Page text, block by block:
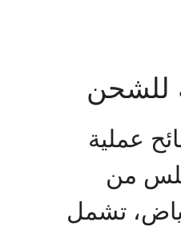
للشحن
عملية
من
تشمل